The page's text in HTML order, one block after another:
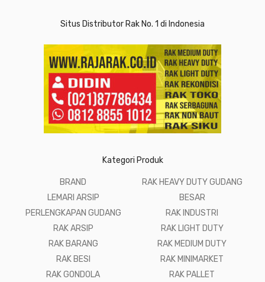
Situs Distributor Rak No. 1 di Indonesia
Kategori Produk
BRAND
LEMARI ARSIP
PERLENGKAPAN GUDANG
RAK ARSIP
RAK BARANG
RAK BESI
RAK GONDOLA
RAK HEAVY DUTY GUDANG
BESAR
RAK INDUSTRI
RAK LIGHT DUTY
RAK MEDIUM DUTY
RAK MINIMARKET
RAK PALLET